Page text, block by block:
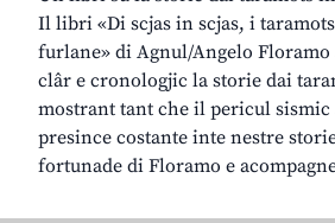
Il libri «Di scjas in scjas, i
furlane» di Agnul/Angelo
clâr e cronologjic la storie dai
mostrant tant che il pericul sismic
presince costante inte nestre
fortunade di Floramo e